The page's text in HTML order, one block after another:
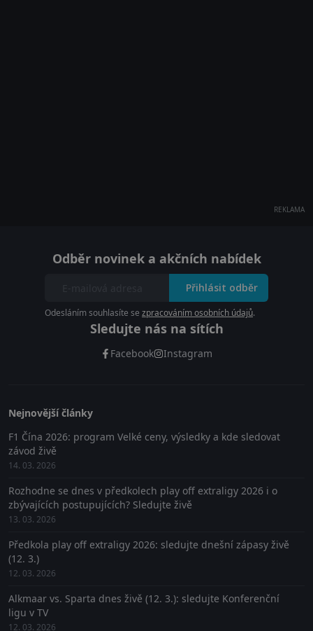
REKLAMA
Odběr novinek a akčních nabídek
Přihlásit odběr
Odesláním souhlasíte se zpracováním osobních údajů.
Sledujte nás na sítích
Facebook Instagram
Nejnovější články
F1 Čína 2026: program Velké ceny, výsledky a kde sledovat
závod živě
14. 03. 2026
Rozhodne se dnes v předkolech play off extraligy 2026 i o
zbývajících postupujících? Sledujte živě
13. 03. 2026
Předkola play off extraligy 2026: sledujte dnešní zápasy živě
(12. 3.)
12. 03. 2026
Alkmaar vs. Sparta dnes živě (12. 3.): sledujte Konferenční
ligu v TV
12. 03. 2026